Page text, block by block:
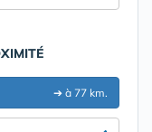
➔ à 77 km.